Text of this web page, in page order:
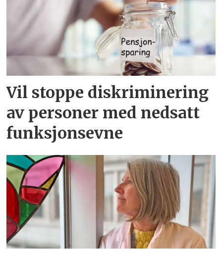
Vil stoppe diskriminering
av personer med nedsatt
funksjonsevne